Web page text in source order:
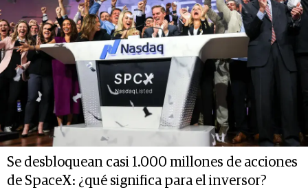
Se desbloquean casi 1.000 millones de acciones
de SpaceX: ¿qué significa para el inversor?